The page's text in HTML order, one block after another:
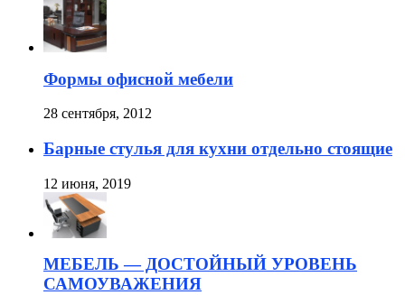
Формы офисной мебели
28 сентября, 2012
Барные стулья для кухни отдельно стоящие
12 июня, 2019
МЕБЕЛЬ — ДОСТОЙНЫЙ УРОВЕНЬ
САМОУВАЖЕНИЯ